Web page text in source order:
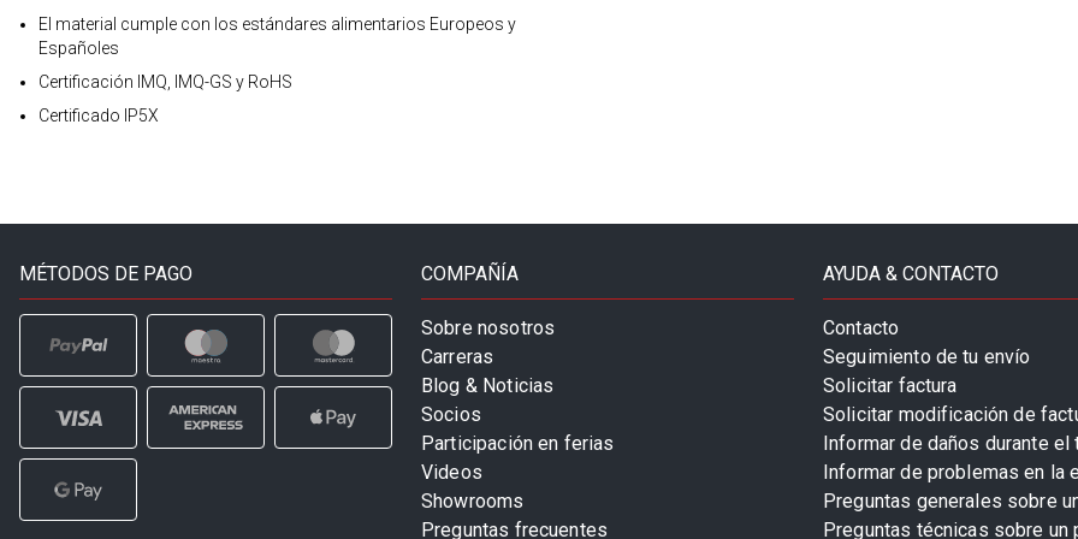
El material cumple con los estándares alimentarios Europeos y
Españoles
Certificación IMQ, IMQ-GS y RoHS
Certificado IP5X
MÉTODOS DE PAGO COMPAÑÍA
Sobre nosotros
Carreras
Blog & Noticias
Socios
Participación en ferias
Videos
Showrooms
Preguntas frecuentes
AYUDA & CONTACTO
Contacto
Seguimiento de tu envío
Solicitar factura
Solicitar modificación de
Informar de daños durante el
Informar de problemas en la
Preguntas generales sobre
Preguntas técnicas sobre un